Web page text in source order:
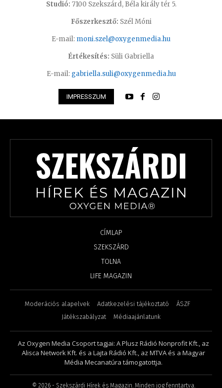
Studió: 7100 Szekszárd, Béla király tér 5.
Főszerkesztő: Szél Móni
E-mail: moni.szel@oxygenmedia.hu
Értékesítés: Süli Gabriella
E-mail: gabriella.suli@oxygenmedia.hu
IMPRESSZUM
CÍMLAP
SZEKSZÁRD
TOLNA
LIFE MAGAZIN
Moderációs alapelvek Adatkezelési tájékoztató
ÁSZF
Játékszabályzat
Médiaajánlatunk
Az Oxygen Media Csoport tagjai: A Plusz Rádió Nonprofit Kft., az
Alisca Network Kft. és a Lajta Rádió Kft., az MTVA és a Magyar
Média Mecanatúra támogatottja.
© 2026- Szekszárdi Hírek és Magazin. Minden jog fenntartva.